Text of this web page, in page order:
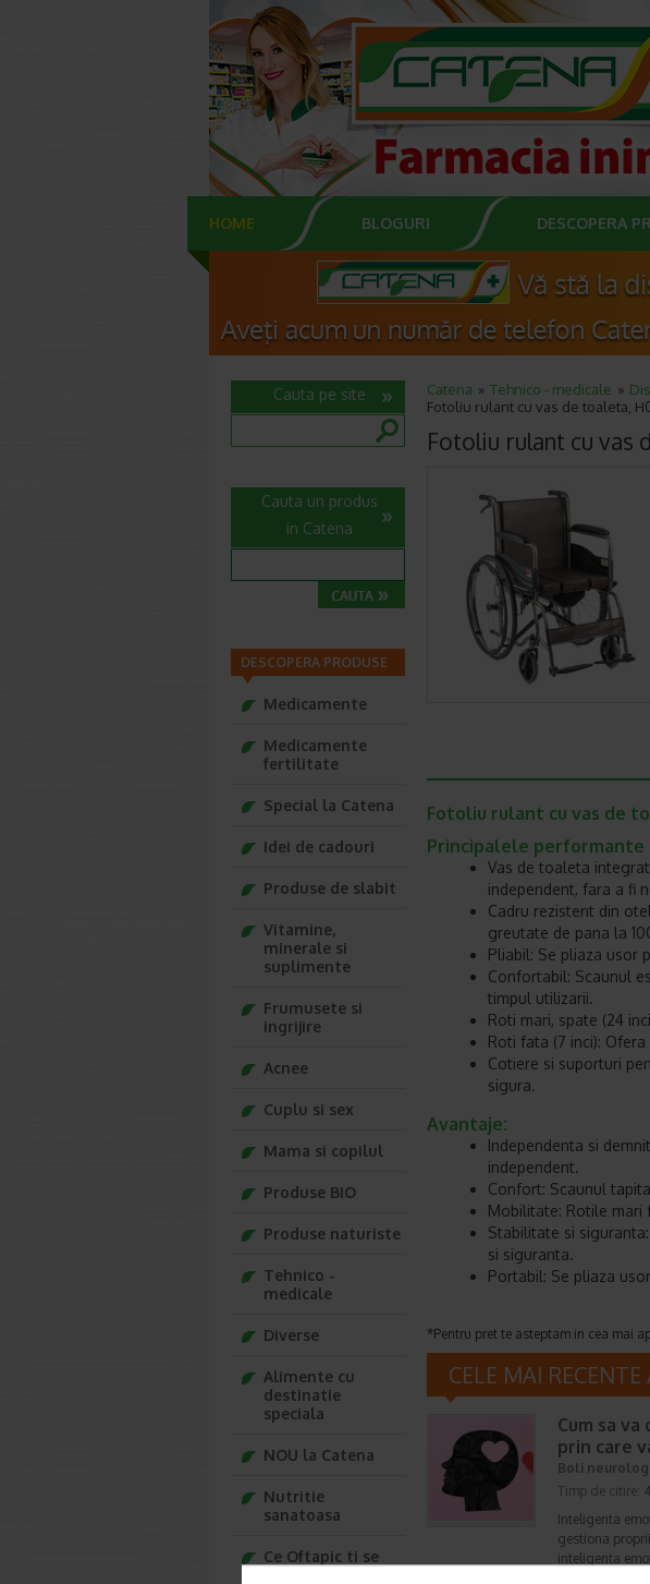
HOME BLOGURI DESCOPERA
Catena Tehnico - medicale
Fotoliu rulant cu vas de toaleta,
Fotoliu rulant cu vas
Fotoliu rulant cu vas de
Principalele performante
Vas de toaleta
independent, fara a fi
Cadru rezistent din
greutate de pana la
Pliabil: Se pliaza usor
Confortabil: Scaunul
timpul utilizarii.
Roti mari, spate (24
Roti fata (7 inci):
Cotiere si suporturi
sigura.
Avantaje:
Independenta si
independent.
Confort: Scaunul
Mobilitate: Rotile mari
Stabilitate si
si siguranta.
Portabil: Se pliaza
*Pentru pret te asteptam in cea mai
CELE MAI
Cum sa
prin care
Boli
Timp de citire:
Inteligenta
gestiona
inteligenta
Cauta pe site
Cauta un produs
in Catena
DESCOPERA PRODUSE
Medicamente
Medicamente
fertilitate
Special la Catena
Idei de cadouri
Produse de slabit
Vitamine,
minerale si
suplimente
Frumusete si
ingrijire
Acnee
Cuplu si sex
Mama si copilul
Produse BIO
Produse naturiste
Tehnico -
medicale
Diverse
Alimente cu
destinatie
speciala
NOU la Catena
Nutritie
sanatoasa
Ce Oftapic ti se